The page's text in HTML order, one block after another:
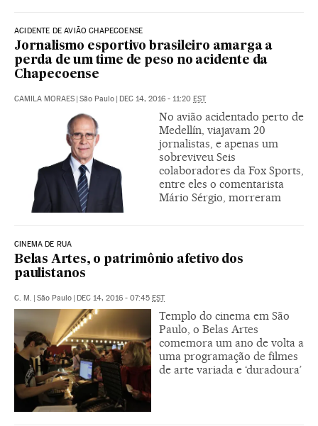
ACIDENTE DE AVIÃO CHAPECOENSE
Jornalismo esportivo brasileiro amarga a
perda de um time de peso no acidente da
Chapecoense
CAMILA MORAES | São Paulo | DEC 14, 2016 - 11:20 EST
No avião acidentado perto de
Medellín, viajavam 20
jornalistas, e apenas um
sobreviveu Seis
colaboradores da Fox Sports,
entre eles o comentarista
Mário Sérgio, morreram
CINEMA DE RUA
Belas Artes, o patrimônio afetivo dos
paulistanos
C. M. | São Paulo | DEC 14, 2016 - 07:45 EST
Templo do cinema em São
Paulo, o Belas Artes
comemora um ano de volta a
uma programação de filmes
de arte variada e ‘duradoura’